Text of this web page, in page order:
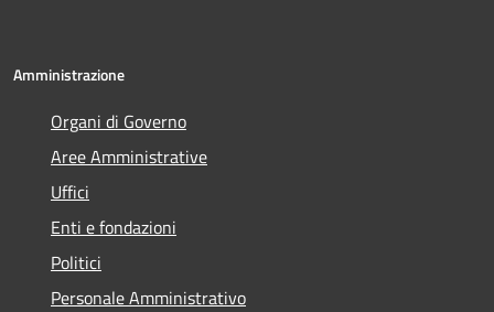
Amministrazione
Organi di Governo
Aree Amministrative
Uffici
Enti e fondazioni
Politici
Personale Amministrativo